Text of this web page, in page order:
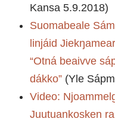
Kansa 5.9.2018)
Suomabeale
linjáid
“Otná beaivve
dákko” (Yle
Video:
Juutuankosken